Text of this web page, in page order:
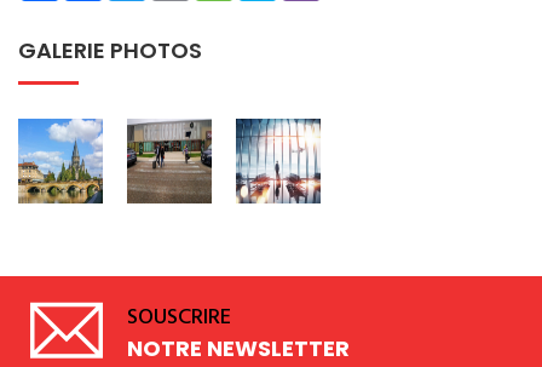
GALERIE PHOTOS
SOUSCRIRE
NOTRE NEWSLETTER